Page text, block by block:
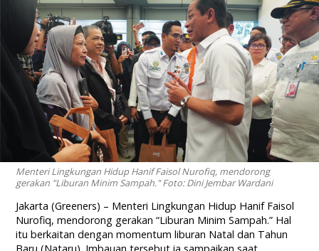
Menteri Lingkungan Hidup Hanif Faisol Nurofiq, mendorong
gerakan "Liburan Minim Sampah." Foto: Dini Jembar Wardani
Jakarta (Greeners) – Menteri Lingkungan Hidup Hanif Faisol
Nurofiq, mendorong gerakan “Liburan Minim Sampah.” Hal
itu berkaitan dengan momentum liburan Natal dan Tahun